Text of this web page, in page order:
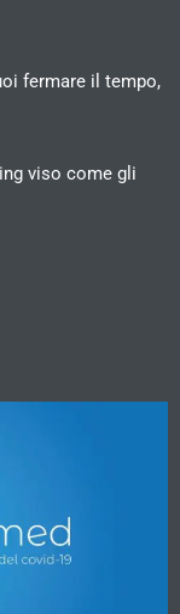
fermare il tempo,
viso come gli